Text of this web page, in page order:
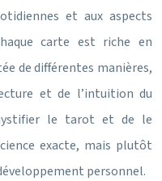
et aux aspects
carte est riche en
de différentes manières,
et de l’intuition du
le tarot et de le
exacte, mais plutôt
personnel.